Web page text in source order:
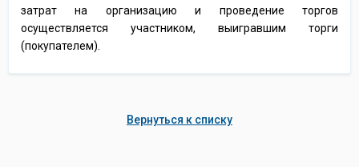
затрат на организацию и проведение торгов
осуществляется участником, выигравшим торги
(покупателем).
Вернуться к списку